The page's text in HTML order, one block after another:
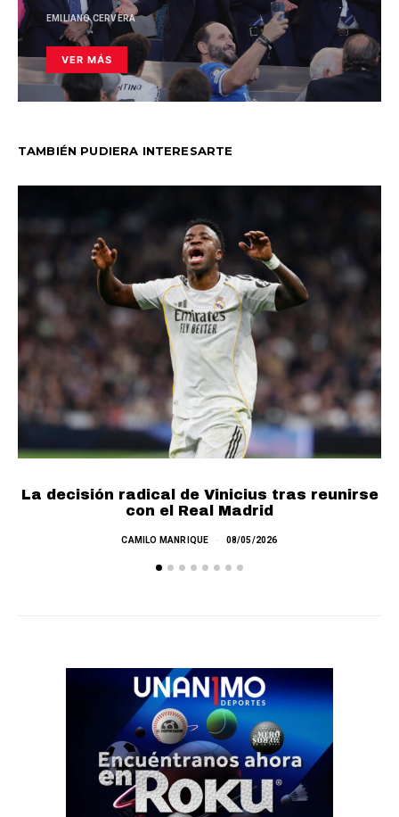
EMILIANO CERVERA
VER MÁS
TAMBIÉN PUDIERA INTERESARTE
La decisión radical de Vinicius tras reunirse
con el Real Madrid
CAMILO MANRIQUE 08/05/2026